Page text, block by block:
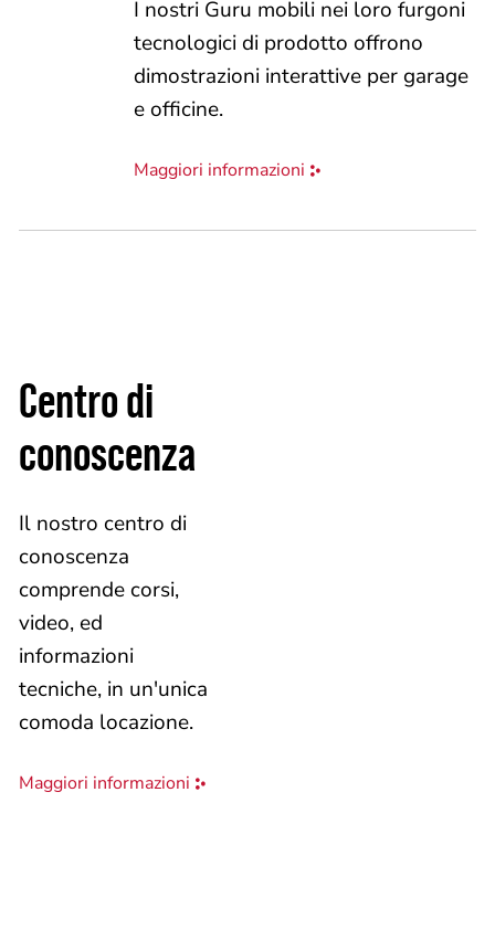
I nostri Guru mobili nei loro furgoni
tecnologici di prodotto offrono
dimostrazioni interattive per garage
e officine.
Maggiori informazioni
Centro di
conoscenza
Il nostro centro di
conoscenza
comprende corsi,
video, ed
informazioni
tecniche, in un'unica
comoda locazione.
Maggiori informazioni